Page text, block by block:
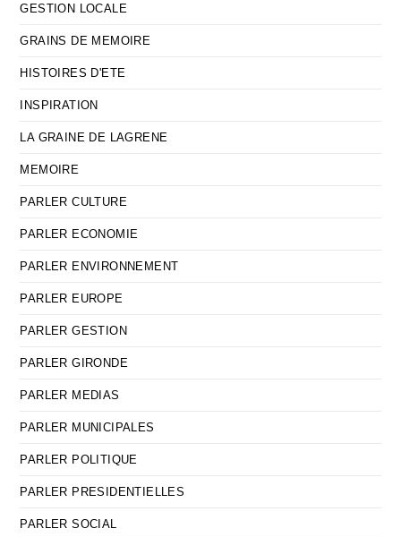
GESTION LOCALE
GRAINS DE MEMOIRE
HISTOIRES D'ETE
INSPIRATION
LA GRAINE DE LAGRENE
MEMOIRE
PARLER CULTURE
PARLER ECONOMIE
PARLER ENVIRONNEMENT
PARLER EUROPE
PARLER GESTION
PARLER GIRONDE
PARLER MEDIAS
PARLER MUNICIPALES
PARLER POLITIQUE
PARLER PRESIDENTIELLES
PARLER SOCIAL